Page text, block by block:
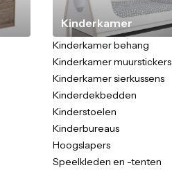
Kinderkamer
Kinderkamer behang
Kinderkamer muurstickers
Kinderkamer sierkussens
Kinderdekbedden
Kinderstoelen
Kinderbureaus
Hoogslapers
Speelkleden en -tenten